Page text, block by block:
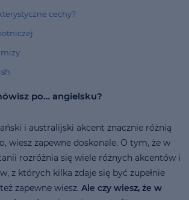
cechy?
po… angielsku?
i australijski akcent znacznie różnią
wiesz zapewne doskonale. O tym, że w
rozróżnia się wiele różnych akcentów i
z których kilka zdaje się być zupełnie
zapewne wiesz. Ale czy wiesz, że w